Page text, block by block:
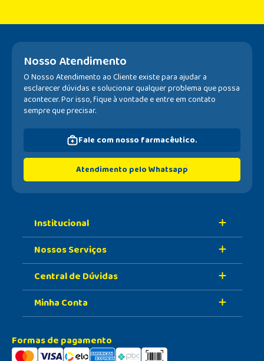
Nosso Atendimento
O Nosso Atendimento ao Cliente existe para ajudar a
esclarecer dúvidas e solucionar qualquer problema que possa
acontecer. Por isso, fique à vontade e entre em contato
sempre que precisar.
Fale com nosso farmacêutico.
Atendimento pelo Whatsapp
Institucional
Sobre A Nossa Drogaria
Nossa História
Nossas Lojas
Nossos Serviços
Retire Na Loja
Vacinas
PBM
Central de Dúvidas
Formas de Pagamento
Política de Trocas e Devolução
Minha Conta
Meus Pedidos
Formas de pagamento